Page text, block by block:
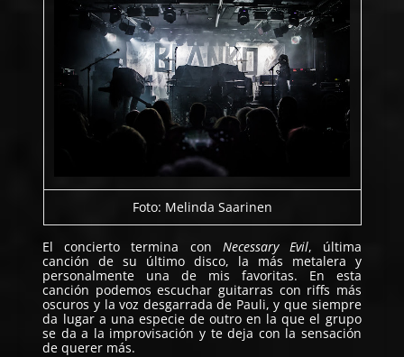
Foto: Melinda Saarinen
El concierto termina con Necessary Evil, última
canción de su último disco, la más metalera y
personalmente una de mis favoritas. En esta
canción podemos escuchar guitarras con riffs más
oscuros y la voz desgarrada de Pauli, y que siempre
da lugar a una especie de outro en la que el grupo
se da a la improvisación y te deja con la sensación
de querer más.